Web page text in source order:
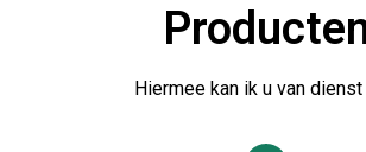
Hiermee kan ik u van dienst